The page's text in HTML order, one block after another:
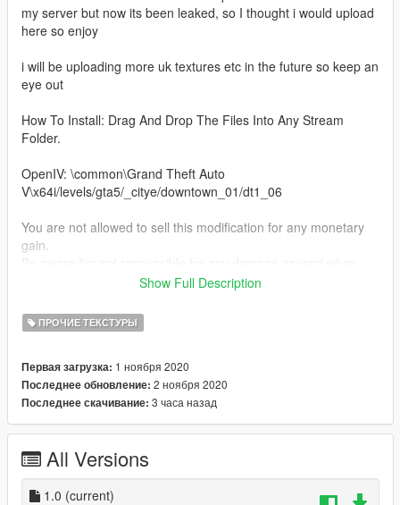
my server but now its been leaked, so I thought i would upload
here so enjoy
i will be uploading more uk textures etc in the future so keep an
eye out
How To Install: Drag And Drop The Files Into Any Stream
Folder.
OpenIV: \common\Grand Theft Auto
V\x64i/levels/gta5/_citye/downtown_01/dt1_06
You are not allowed to sell this modification for any monetary
gain.
installing this modification.
Need any help or want to check out other textures then come
over to the discord
Support me
paypal.me/elkie1991
Show Full Description
ПРОЧИЕ ТЕКСТУРЫ
Первая загрузка: 1 ноября 2020
Последнее обновление: 2 ноября 2020
Последнее скачивание: 3 часа назад
All Versions
1.0 (current)